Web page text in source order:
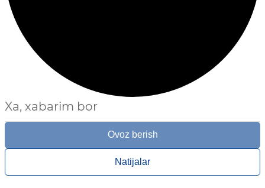
Xa, xabarim bor
Ovoz berish
Natijalar